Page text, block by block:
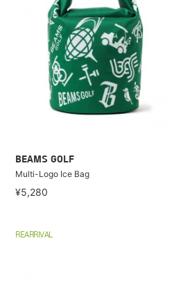
BEAMS GOLF
Multi-Logo Ice Bag
¥5,280
REARRIVAL